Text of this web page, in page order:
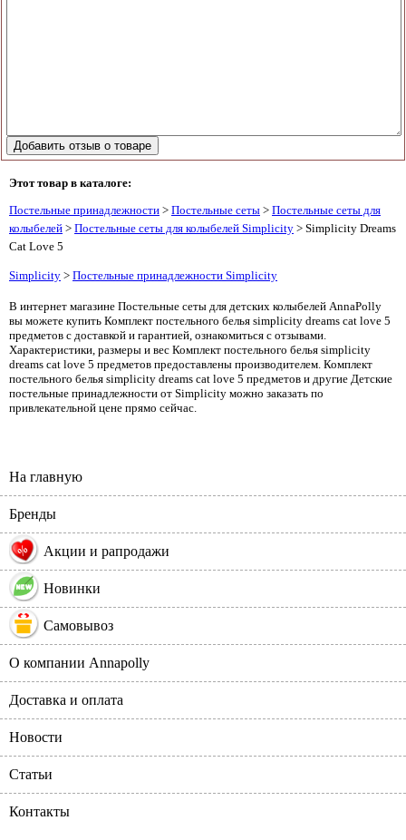
Этот товар в каталоге:
Постельные принадлежности > Постельные сеты > Постельные сеты для
колыбелей > Постельные сеты для колыбелей Simplicity > Simplicity Dreams
Cat Love 5
Simplicity > Постельные принадлежности Simplicity
В интернет магазине Постельные сеты для детских колыбелей AnnaPolly
вы можете купить Комплект постельного белья simplicity dreams cat love 5
предметов с доставкой и гарантией, ознакомиться с отзывами.
Характеристики, размеры и вес Комплект постельного белья simplicity
dreams cat love 5 предметов предоставлены производителем. Комплект
постельного белья simplicity dreams cat love 5 предметов и другие Детские
постельные принадлежности от Simplicity можно заказать по
привлекательной цене прямо сейчас.
На главную
Бренды
% Акции и рапродажи
Новинки
Самовывоз
О компании Annapolly
Доставка и оплата
Новости
Статьи
Контакты